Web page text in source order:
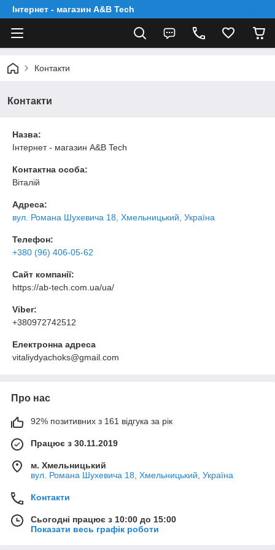
Інтернет - магазин A&B Tech
Контакти
Контакти
Назва:
Інтернет - магазин A&B Tech
Контактна особа:
Віталій
Адреса:
вул. Романа Шухевича 18, Хмельницький, Україна
Телефон:
+380 (96) 406-05-62
Сайт компанії:
https://ab-tech.com.ua/ua/
Viber:
+380972742512
Електронна адреса
vitaliydyachoks@gmail.com
Про нас
92% позитивних з 161 відгука за рік
Працює з 30.11.2019
м. Хмельницький
вул. Романа Шухевича 18, Хмельницький, Україна
Контакти
Сьогодні працює з 10:00 до 15:00
Показати весь графік роботи